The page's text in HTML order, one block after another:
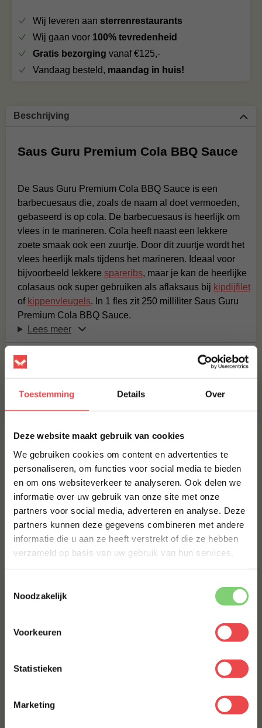
Toestemming Details Over
Deze website maakt gebruik van cookies
We gebruiken cookies om content en advertenties te
personaliseren, om functies voor social media te bieden
en om ons websiteverkeer te analyseren. Ook delen we
informatie over uw gebruik van onze site met onze
partners voor social media, adverteren en analyse. Deze
partners kunnen deze gegevens combineren met andere
informatie die u aan ze heeft verstrekt of die ze hebben
verzameld op basis van uw gebruik van hun services.
Noodzakelijk
Voorkeuren
Statistieken
Marketing
Wij leveren aan sterrenrestaurants
Wij gaan voor 100% tevredenheid
Gratis bezorging vanaf €125,-
Vandaag besteld, maandag in huis!
Beschrijving
Saus Guru Premium Cola BBQ Sauce
De Saus Guru Premium Cola BBQ Sauce is een
barbecuesaus die, zoals de naam al doet vermoeden,
gebaseerd is op cola. De barbecuesaus is heerlijk om
vlees in te marineren. Cola heeft naast een lekkere
zoete smaak ook een zuurtje. Door dit zuurtje wordt het
vlees heerlijk mals tijdens het marineren. Ideaal voor
bijvoorbeeld lekkere spareribs, maar je kan de heerlijke
colasaus ook super gebruiken als aflaksaus bij kipdijfilet
of kippenvleugels. In 1 fles zit 250 milliliter Saus Guru
Premium Cola BBQ Sauce.
Lees meer
Recepten
Voedingswaarde
MAAK JE SAUS GURU PREMIUM COLA BBQ SAUCE COMPLEET!
SWIFT ST. LOUIS STYLE RIBS
€ 24,60
BBQuality Pork Rub
Spareribs met ketting
10% korting op je
eerste bestelling*
Schrijf je in voor onze nieuwsbrief en ontvang direct
10% korting op jouw eerste bestelling.
ACHTERNAAM